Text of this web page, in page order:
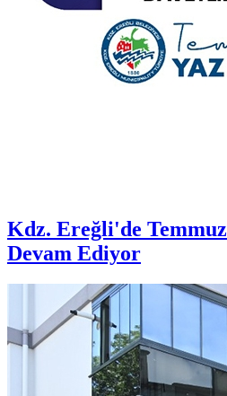
Kdz. Ereğli'de
Devam Ediyor